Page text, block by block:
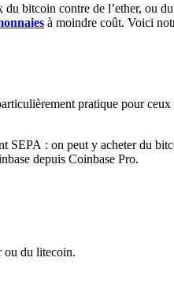
bitcoin contre de l’ether, ou
à moindre coût. Voici
pratique pour
SEPA : on peut y acheter du
depuis Coinbase Pro.
ou du litecoin.